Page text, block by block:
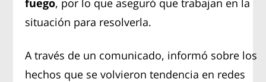
situación para resolverla.
A través de un comunicado, informó sobre los
hechos que se volvieron tendencia en redes